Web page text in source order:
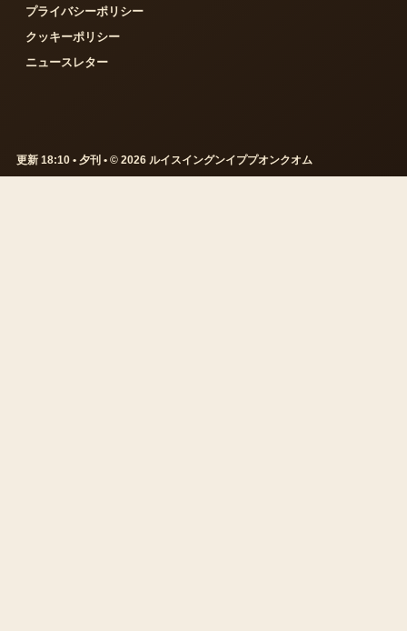
プライバシーポリシー
クッキーポリシー
ニュースレター
更新 18:10 • 夕刊 • © 2026 ルイスイングンイププオンクオム